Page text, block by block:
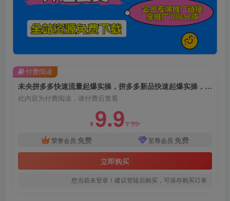
未央拼多多快速流量起爆实操，拼多多新品快速起爆实操，看完不走弯路
此内容为付费阅读，请付费后查看
¥ 9.9¥99
荣誉会员 免费 至尊会员 免费
立即购买
您当前未登录！建议登陆后购买，可保存购买订单
付费阅读